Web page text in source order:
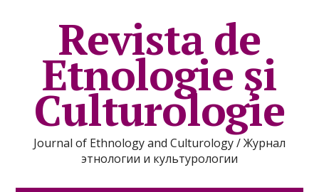
Revista de
Etnologie şi
Culturologie
Journal of Ethnology and Culturology / Журнал
этнологии и культурологии